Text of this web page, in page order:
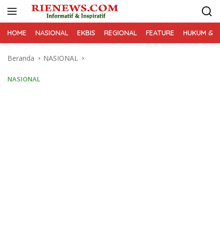
HOME NASIONAL EKBIS REGIONAL FEATURE HUKUM &
Beranda NASIONAL
NASIONAL